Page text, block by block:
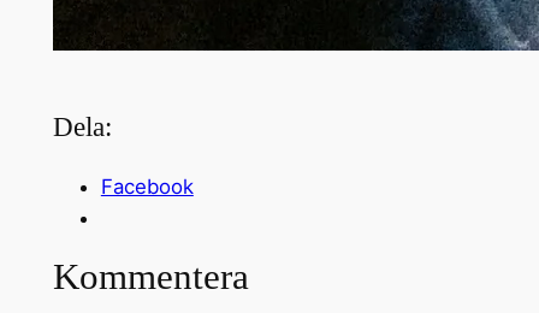
Dela:
Facebook
Kommentera